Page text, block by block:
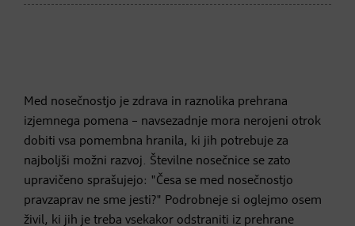
Med nosečnostjo je zdrava in raznolika prehrana
izjemnega pomena – navsezadnje mora nerojeni otrok
dobiti vsa pomembna hranila, ki jih potrebuje za
najboljši možni razvoj. Številne nosečnice se zato
upravičeno sprašujejo: "Česa se med nosečnostjo
pravzaprav ne sme jesti?" Podrobneje si oglejmo osem
živil, ki jih je treba vsekakor odstraniti iz prehrane